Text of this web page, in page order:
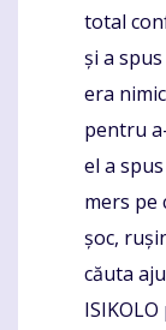
total
și a
era
pentru
el a
mers pe
șoc,
căuta